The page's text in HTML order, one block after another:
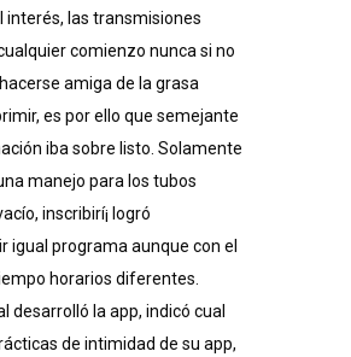
interés, las transmisiones
comienzo nunca si no
amiga de la grasa
es por ello que semejante
iba sobre listo. Solamente
manejo para los tubos
inscribirí¡ logró
igual programa aunque con el
horarios diferentes.
desarrolló la app, indicó cual
de intimidad de su app,